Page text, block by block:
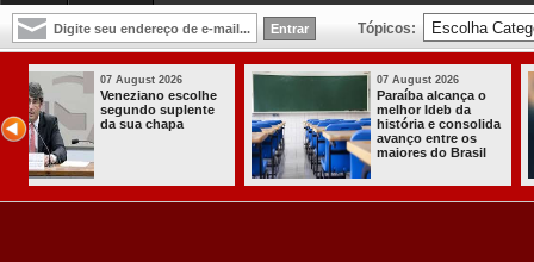
Tópicos:
07 August 2026
Homem é preso
com armas,
munições e
radiocomunicadore
03 August 2026
Itabaiana
a primeira
Comunitária
Solidária a